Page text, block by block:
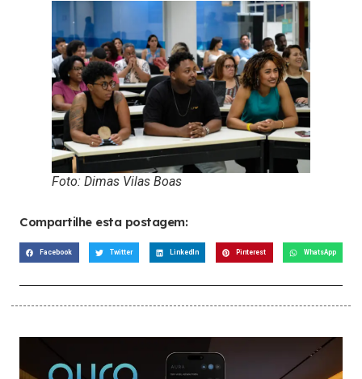
Foto: Dimas Vilas Boas
Compartilhe esta postagem:
Facebook Twitter LinkedIn Pinterest WhatsApp